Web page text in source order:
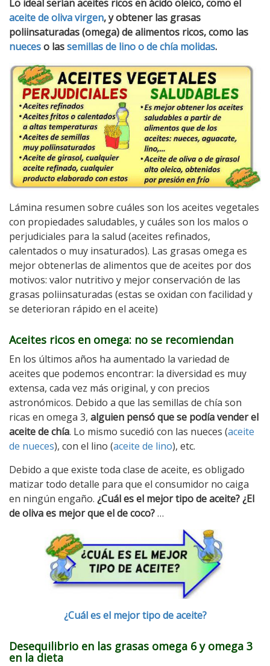
Lo ideal serían aceites ricos en ácido oleico, como el
aceite de oliva virgen, y obtener las grasas
poliinsaturadas (omega) de alimentos ricos, como las
nueceso lassemillas de lino o de chía molidas.
Lámina resumen sobre cuáles son los aceites vegetales
con propiedades saludables, y cuáles son los malos o
perjudiciales para la salud (aceites refinados,
calentados o muy insaturados). Las grasas omega es
mejor obtenerlas de alimentos que de aceites por dos
motivos: valor nutritivo y mejor conservación de las
grasas poliinsaturadas (estas se oxidan con facilidad y
se deterioran rápido en el aceite)
Aceites ricos en omega: no se recomiendan
En los últimos años ha aumentado la variedad de
aceites que podemos encontrar: la diversidad es muy
extensa, cada vez más original, y con precios
astronómicos. Debido a que las semillas de chía son
ricas en omega 3, alguien pensó que se podía vender el
aceite de chía. Lo mismo sucedió con las nueces (aceite
de nueces), con el lino (aceite de lino), etc.
Debido a que existe toda clase de aceite, es obligado
matizar todo detalle para que el consumidor no caiga
en ningún engaño. ¿Cuál es el mejor tipo de aceite? ¿El
de oliva es mejor que el de coco?…
¿Cuál es el mejor tipo de aceite?
Desequilibrio en las grasas omega 6 y omega 3
en la dieta